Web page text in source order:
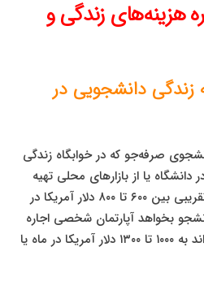
هزینه‌های زندگی و
زندگی دانشجویی در
صرفه‌جو که در خوابگاه زندگی
یا از بازارهای محلی تهیه
می‌کند، می‌تواند با بودجه‌ای تقریبی بین ۶۰۰ تا ۸۰۰ دلار آمریکا در
بخواهد آپارتمان شخصی اجاره
کند، این مبلغ به راحتی می‌تواند به ۱۰۰۰ تا ۱۳۰۰ دلار آمریکا در ماه یا